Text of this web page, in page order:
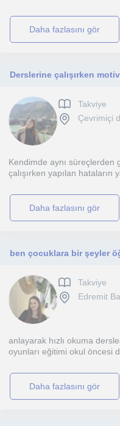
daha fazlasını gör
Takviye
Çevrimiçi
Kendimde aynı süreçlerden
çalışırken yapılan hataların
daha fazlasını gör
Takviye
Edremit
anlayarak hızlı okuma
oyunları eğitimi okul öncesi
daha fazlasını gör